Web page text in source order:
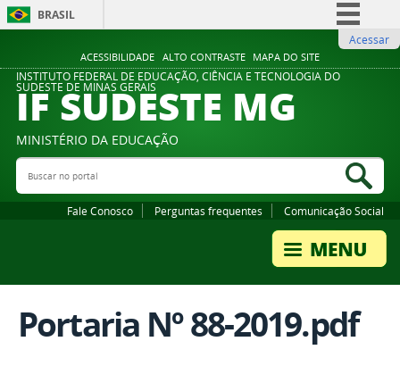
ACESSIBILIDADE ALTO CONTRASTE MAPA DO SITE
BRASIL
Comunica BR
Participe
Legislação
Acessar
INSTITUTO FEDERAL DE EDUCAÇÃO, CIÊNCIA E TECNOLOGIA DO
SUDESTE DE MINAS GERAIS
IF SUDESTE MG
MINISTÉRIO DA EDUCAÇÃO
Buscar no portal
Fale Conosco Perguntas frequentes Comunicação Social
Portaria Nº 88-2019.pdf